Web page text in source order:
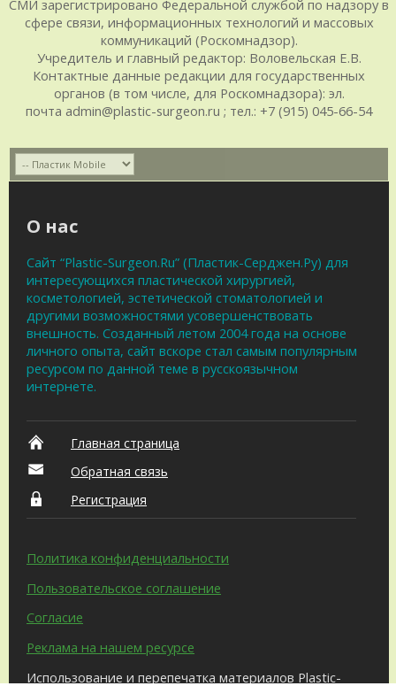
СМИ зарегистрировано Федеральной службой по надзору в
сфере связи, информационных технологий и массовых
коммуникаций (Роскомнадзор).
Учредитель и главный редактор: Воловельская Е.В.
Контактные данные редакции для государственных
органов (в том числе, для Роскомнадзора): эл.
почта admin@plastic-surgeon.ru ; тел.: +7 (915) 045-66-54
О нас
Сайт “Plastic-Surgeon.Ru” (Пластик-Серджен.Ру) для
интересующихся пластической хирургией,
косметологией, эстетической стоматологией и
другими возможностями усовершенствовать
внешность. Созданный летом 2004 года на основе
личного опыта, сайт вскоре стал самым популярным
ресурсом по данной теме в русскоязычном
интернете.
Главная страница
Обратная связь
Регистрация
Политика конфиденциальности
Пользовательское соглашение
Согласие
Реклама на нашем ресурсе
Использование и перепечатка материалов Plastic-